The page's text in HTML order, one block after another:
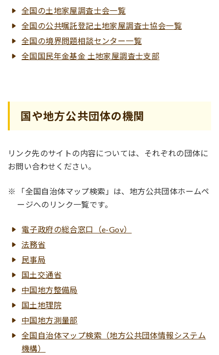
全国の土地家屋調査士会一覧
全国の公共嘱託登記土地家屋調査士協会一覧
全国の境界問題相談センター一覧
全国国民年金基金 土地家屋調査士支部
国や地方公共団体の機関
リンク先のサイトの内容については、それぞれの団体に
お問い合わせください。
「全国自治体マップ検索」は、地方公共団体ホームペ
ージへのリンク一覧です。
電子政府の総合窓口（e-Gov）
法務省
民事局
国土交通省
中国地方整備局
国土地理院
中国地方測量部
全国自治体マップ検索（地方公共団体情報システム
機構）